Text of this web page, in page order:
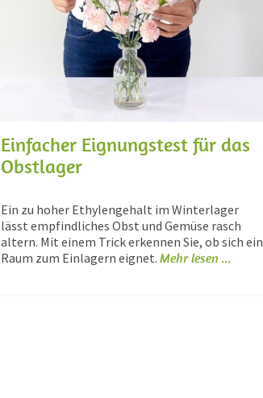
Einfacher Eignungstest für das
Obstlager
Ein zu hoher Ethylengehalt im Winterlager
lässt empfindliches Obst und Gemüse rasch
altern. Mit einem Trick erkennen Sie, ob sich ein
Raum zum Einlagern eignet. Mehr lesen ...